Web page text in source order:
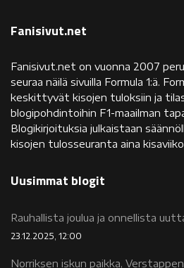
Fanisivut.net
Fanisivut.net on vuonna 2007
seuraa näilä sivuilla Formula 1:ä.
keskittyvät kisojen tuloksiin ja
blogipohdintoihin F1-maailman
Blogikirjoituksia julkaistaan
kisojen tulosseuranta aina
Uusimmat blogit
Rauhallista joulua ja onnellista
23.12.2025, 12:00
Norriksen iskun paikka,